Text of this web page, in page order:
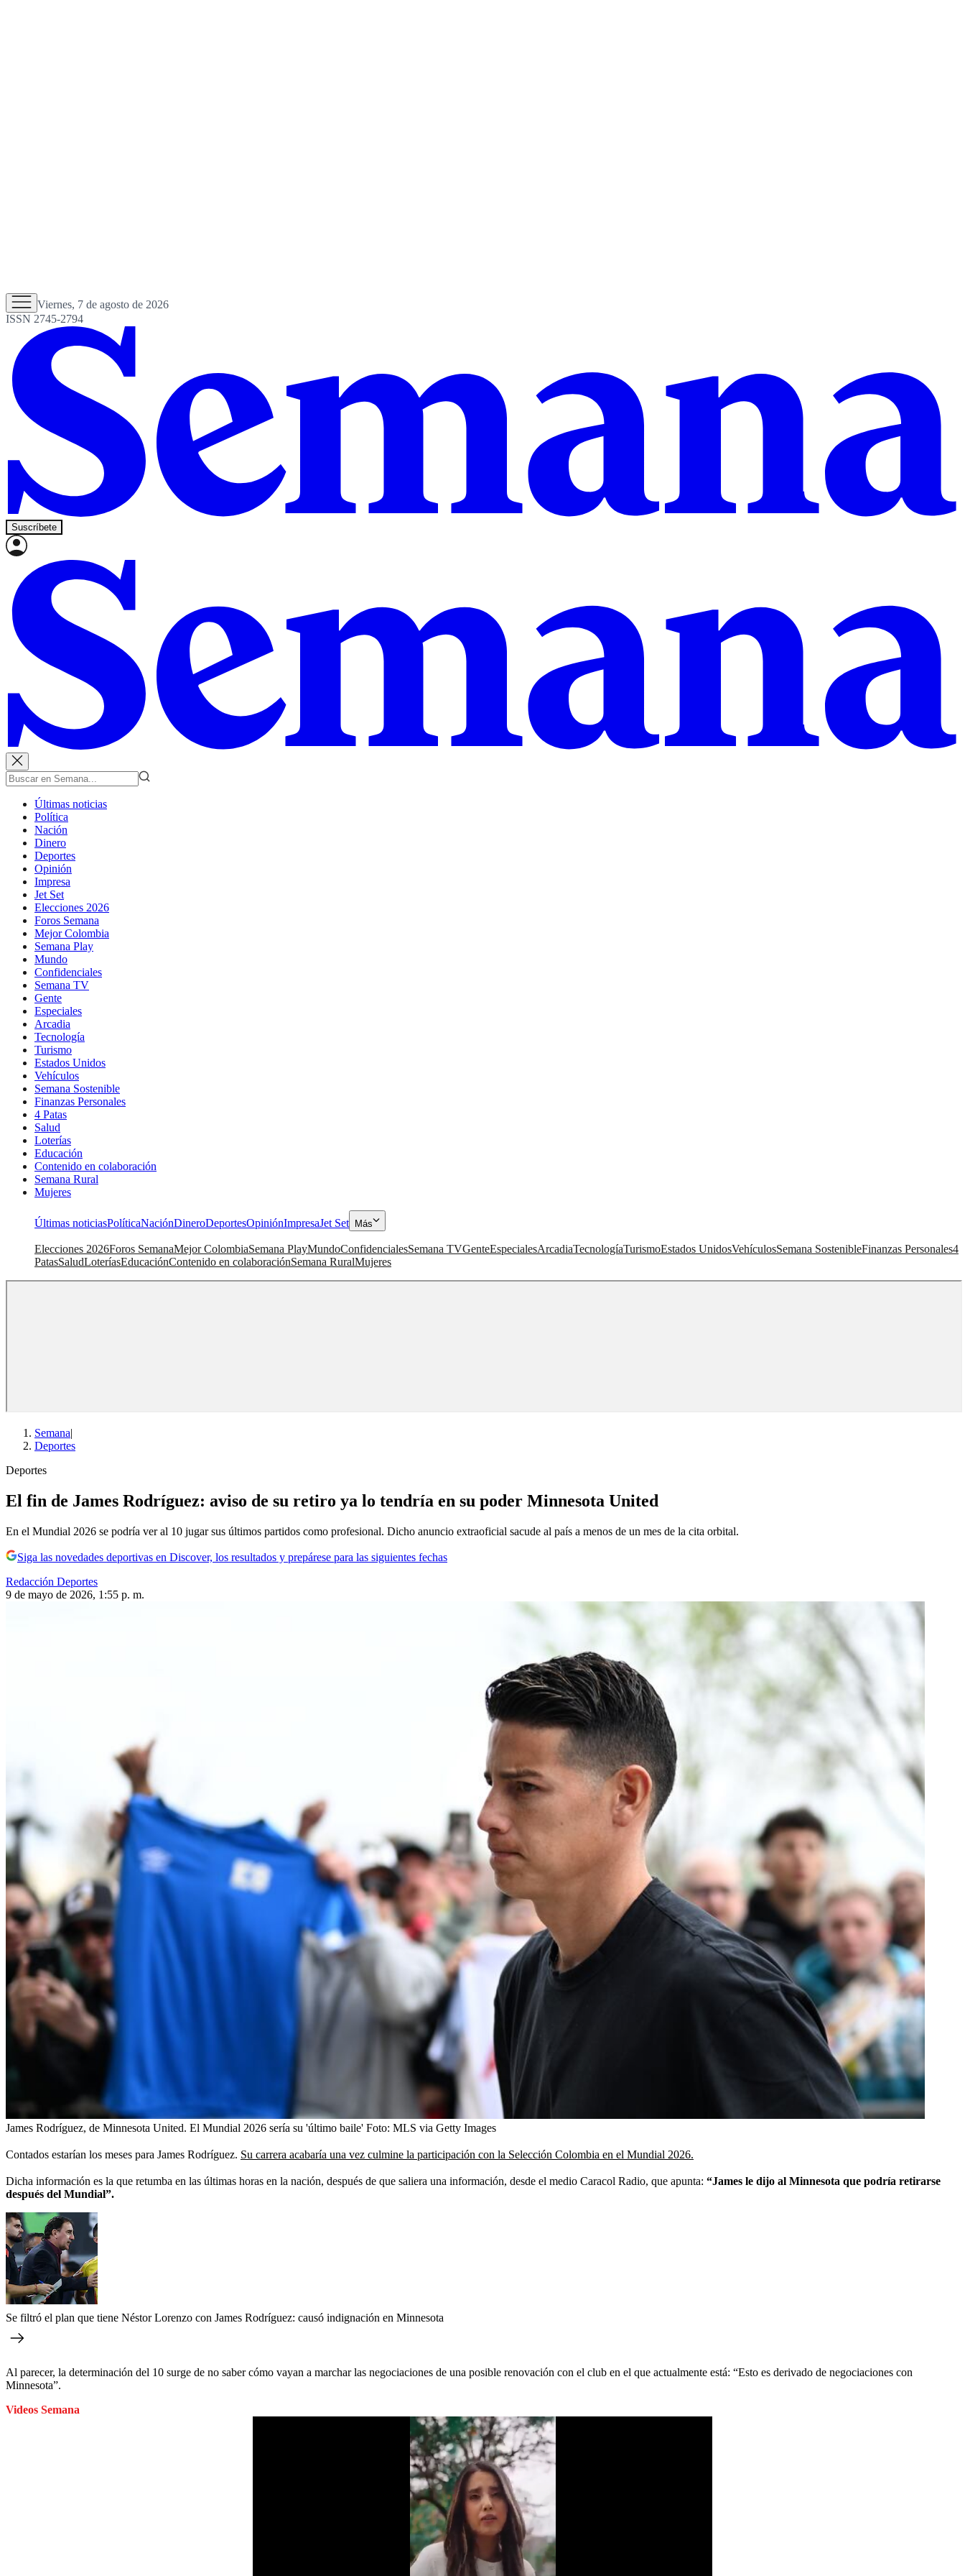
Viernes, 7 de agosto de 2026
ISSN 2745-2794
Suscríbete
Últimas noticias
Política
Nación
Dinero
Deportes
Opinión
Impresa
Jet Set
Elecciones 2026
Foros Semana
Mejor Colombia
Semana Play
Mundo
Confidenciales
Semana TV
Gente
Especiales
Arcadia
Tecnología
Turismo
Estados Unidos
Vehículos
Semana Sostenible
Finanzas Personales
4 Patas
Salud
Loterías
Educación
Contenido en colaboración
Semana Rural
Mujeres
Últimas noticiasPolíticaNaciónDineroDeportesOpiniónImpresaJet Set Más
Elecciones 2026Foros SemanaMejor ColombiaSemana PlayMundoConfidencialesSemana TVGenteEspecialesArcadiaTecnologíaTurismoEstados UnidosVehículosSemana SostenibleFinanzas Personales4
PatasSaludLoteríasEducaciónContenido en colaboraciónSemana RuralMujeres
Semana|
Deportes
Deportes
El fin de James Rodríguez: aviso de su retiro ya lo tendría en su poder Minnesota United
En el Mundial 2026 se podría ver al 10 jugar sus últimos partidos como profesional. Dicho anuncio extraoficial sacude al país a menos de un mes de la cita orbital.
Siga las novedades deportivas en Discover, los resultados y prepárese para las siguientes fechas
Redacción Deportes
9 de mayo de 2026, 1:55 p. m.
James Rodríguez, de Minnesota United. El Mundial 2026 sería su 'último baile' Foto: MLS via Getty Images
Contados estarían los meses para James Rodríguez. Su carrera acabaría una vez culmine la participación con la Selección Colombia en el Mundial 2026.
Dicha información es la que retumba en las últimas horas en la nación, después de que saliera una información, desde el medio Caracol Radio, que apunta: “James le dijo al Minnesota que podría retirarse
después del Mundial”.
Se filtró el plan que tiene Néstor Lorenzo con James Rodríguez: causó indignación en Minnesota
Al parecer, la determinación del 10 surge de no saber cómo vayan a marchar las negociaciones de una posible renovación con el club en el que actualmente está: “Esto es derivado de negociaciones con
Minnesota”.
Videos Semana